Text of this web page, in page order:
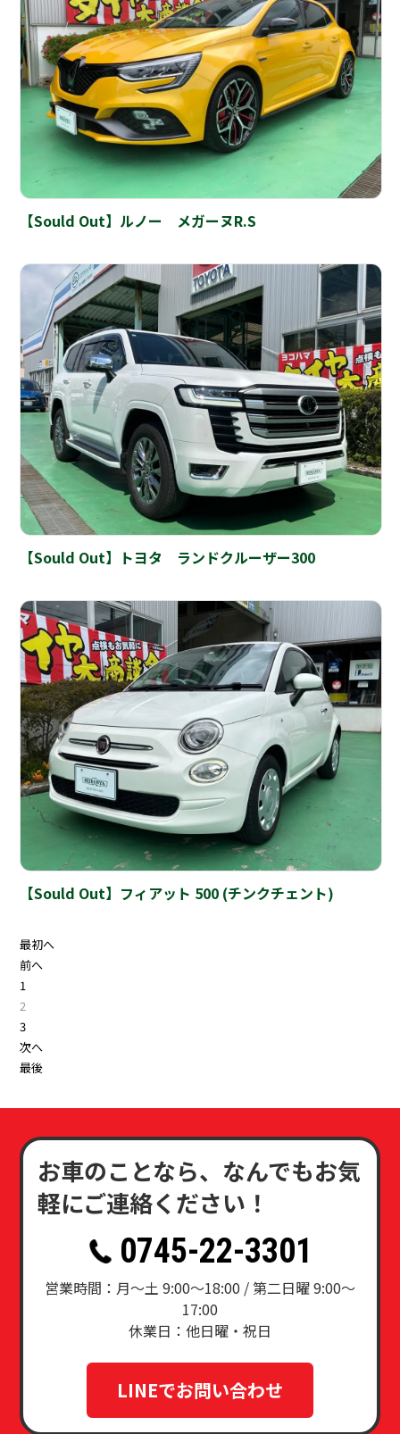
【Sould Out】ルノー メガーヌR.S
【Sould Out】トヨタ ランドクルーザー300
【Sould Out】フィアット 500 (チンクチェント)
最初へ
投
稿
ナ
ビ
ゲ
ー
ン
前へ
1
2
3
次へ
最後
お車のことなら、なんでもお気
軽にご連絡ください！
0745-22-3301
営業時間：月〜土 9:00～18:00 / 第二日曜 9:00〜
17:00
休業日：他日曜・祝日
LINEでお問い合わせ